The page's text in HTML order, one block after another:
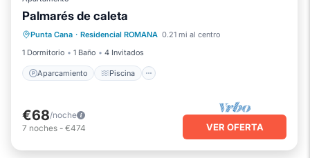
Palmarés de caleta
Punta Cana · Residencial ROMANA 0.21 mi al centro
1 Dormitorio
1 Baño 4 Invitados
Aparcamiento Piscina
Aparcamiento
Balcón/Terraza
€68/noche
7 noches - €474 VER OFERTA